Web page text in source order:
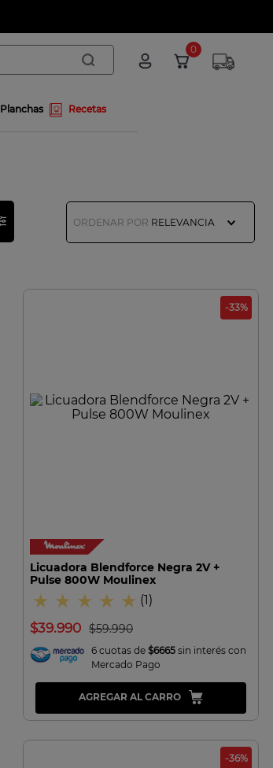
0
Planchas Recetas
ORDENAR POR RELEVANCIA
-33%
Licuadora Blendforce Negra 2V +
Pulse 800W Moulinex
★ ★ ★ ★ ★ (1 )
$59.990
$39.990
6 cuotas de $6665 sin interés con
Mercado Pago
AGREGAR AL CARRO
-36%